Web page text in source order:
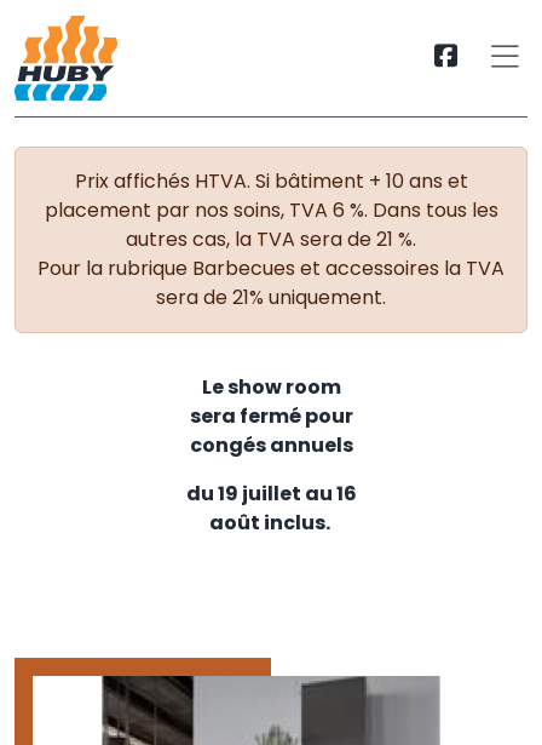
Prix affichés HTVA. Si bâtiment + 10 ans et
placement par nos soins, TVA 6 %. Dans tous les
autres cas, la TVA sera de 21 %.
Pour la rubrique Barbecues et accessoires la TVA
sera de 21% uniquement.
Le show room
sera fermé pour
congés annuels
du 19 juillet au 16
août inclus.